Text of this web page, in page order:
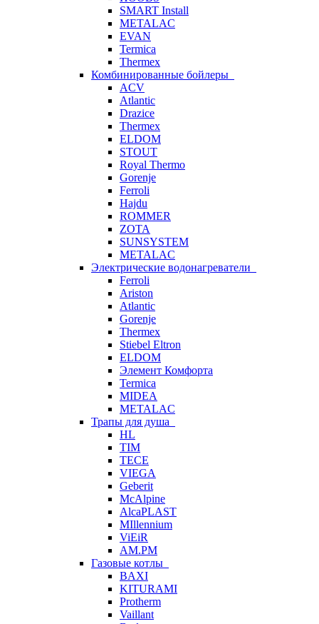
SMART Install
METALAC
EVAN
Termica
Thermex
Комбинированные бойлеры
ACV
Atlantic
Drazice
Thermex
ELDOM
STOUT
Royal Thermo
Gorenje
Ferroli
Hajdu
ROMMER
ZOTA
SUNSYSTEM
METALAC
Электрические водонагреватели
Ferroli
Ariston
Atlantic
Gorenje
Thermex
Stiebel Eltron
ELDOM
Элемент Комфорта
Termica
MIDEA
METALAC
Трапы для душа
HL
TIM
TECE
VIEGA
Geberit
McAlpine
AlcaPLAST
MIllennium
ViEiR
AM.PM
Газовые котлы
BAXI
KITURAMI
Protherm
Vaillant